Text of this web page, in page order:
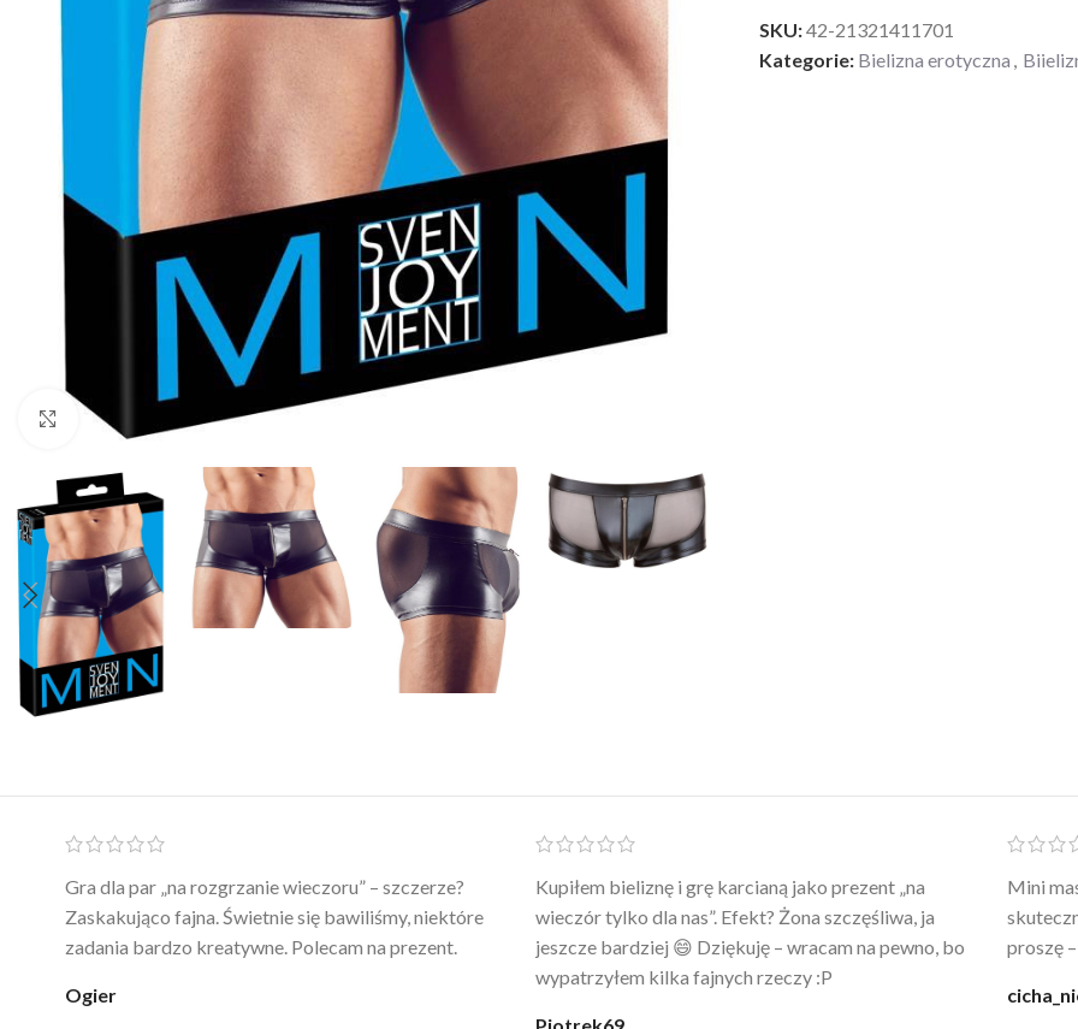
Click to enlarge
SKU:42-21321411701
Kategorie: Bielizna erotyczna ,
Ten żel intymny to był strzał w 10 – nie tylko
poprawia komfort, ale też daje przyjemne uczucie
ciepła. Nie uczula, bez zapachu. Kupuję już 3 raz i na
Po prostu WOW! Szlafrok to sztos – lekki, chłodny, a
wygląda jak z luksusowego butiku. Noszę
codziennie po kąpieli z mężem.
@karolina_dream
świetny